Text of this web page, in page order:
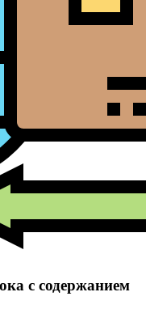
с содержанием